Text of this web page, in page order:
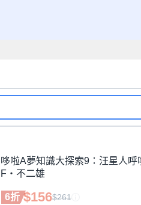
哆啦A夢知識大探索9：汪星人
F‧不二雄
6折 $156$261